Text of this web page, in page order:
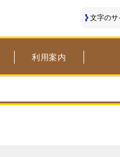
文字のサ
利用案内